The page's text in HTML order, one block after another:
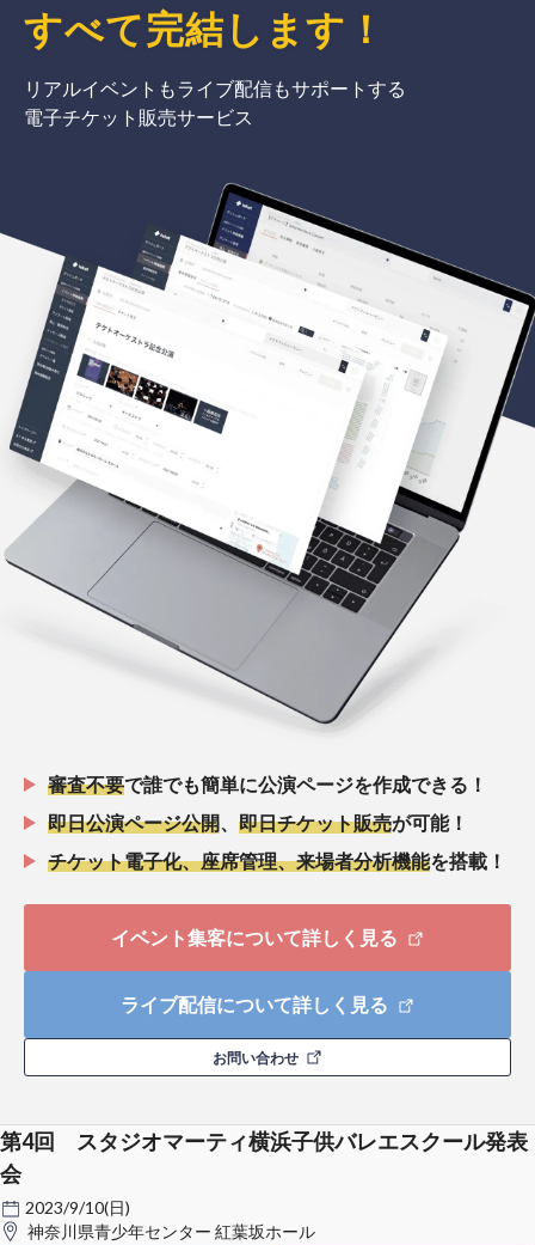
すべて完結 します ！
リアルイベントもライブ配信もサポートする
電子チケット販売サービス
審査不要で誰でも簡単に公演ページを作成できる！
即日公演ページ公開
即日チケット販売が可能！
チケット電子化、座席管理、来場者分析機能を搭載！
イベント集客について詳しく見る
ライブ配信について詳しく見る
お問い合わせ
第4回 スタジオマーティ横浜子供バレエスクール発表
会
2023/9/10(日)
神奈川県青少年センター 紅葉坂ホール